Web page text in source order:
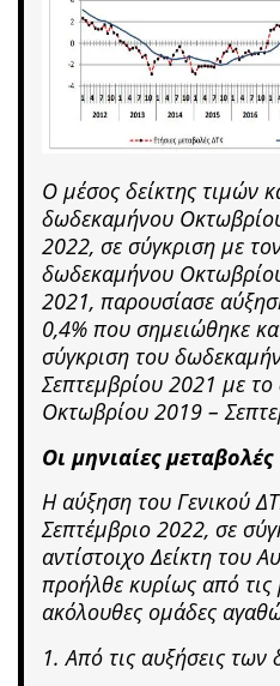
Ο μέσος δείκτης τιμών
δωδεκαμήνου
2022, σε σύγκριση με
δωδεκαμήνου
2021, παρουσίασε
0,4% που σημειώθηκε
σύγκριση του
Σεπτεμβρίου 2021 με
Οκτωβρίου 2019 –
Οι μηνιαίες μεταβολές
Η αύξηση του Γενικού
Σεπτέμβριο 2022, σε
αντίστοιχο Δείκτη του
προήλθε κυρίως από τις
ακόλουθες ομάδες
1. Από τις αυξήσεις των